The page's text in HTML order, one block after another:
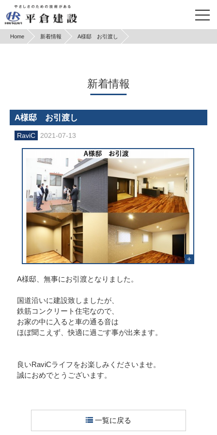
Home 新着情報 A様邸 お引渡し
新着情報
A様邸 お引渡し
2021-07-13
A様邸、無事にお引渡となりました。
国道沿いに建設致しましたが、
鉄筋コンクリート住宅なので、
お家の中に入ると車の通る音は
ほぼ聞こえず、快適に過ごす事が出来ます。
良いRaviCライフをお楽しみくださいませ。
誠におめでとうございます。
一覧に戻る